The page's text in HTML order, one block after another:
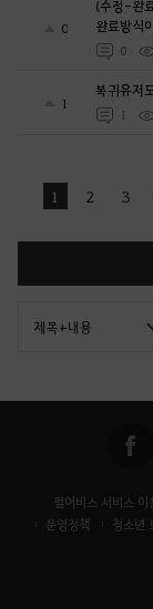
0
(수정-완
완료방식
0
1
복귀유저
1
1 2 3
펄어비스 서비스 이
운영정책 청소년